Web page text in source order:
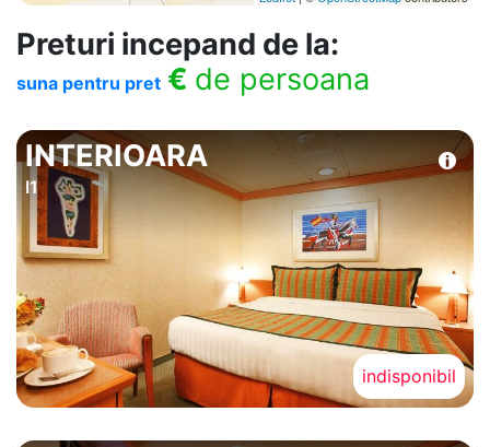
Preturi incepand de la:
suna pentru pret € de persoana
INTERIOARA
I1
indisponibil